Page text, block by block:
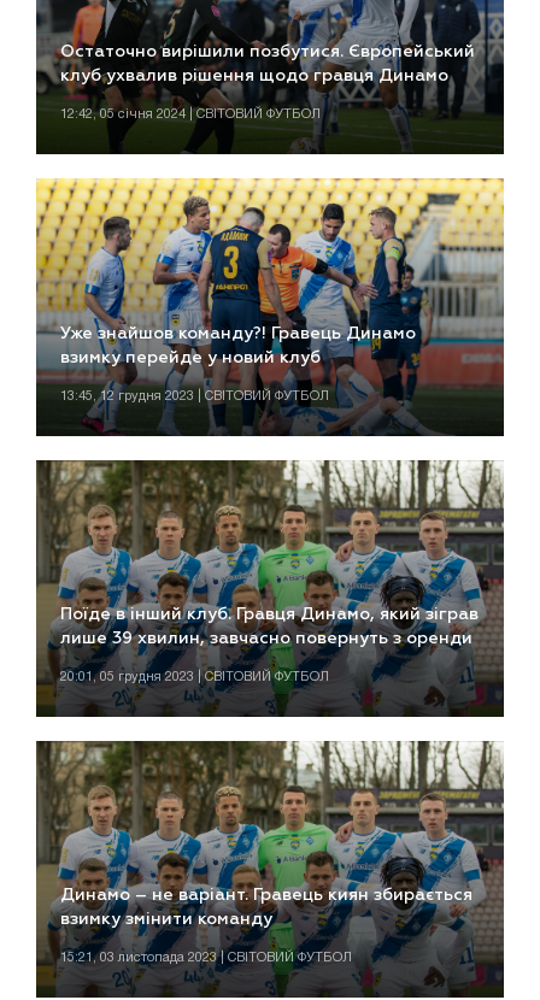
Остаточно вирішили позбутися. Європейський
клуб ухвалив рішення щодо гравця Динамо
12:42, 05 січня 2024 | СВІТОВИЙ ФУТБОЛ
Уже знайшов команду?! Гравець Динамо
взимку перейде у новий клуб
13:45, 12 грудня 2023 | СВІТОВИЙ ФУТБОЛ
Поїде в інший клуб. Гравця Динамо, який зіграв
лише 39 хвилин, завчасно повернуть з оренди
20:01, 05 грудня 2023 | СВІТОВИЙ ФУТБОЛ
Динамо – не варіант. Гравець киян збирається
взимку змінити команду
15:21, 03 листопада 2023 | СВІТОВИЙ ФУТБОЛ